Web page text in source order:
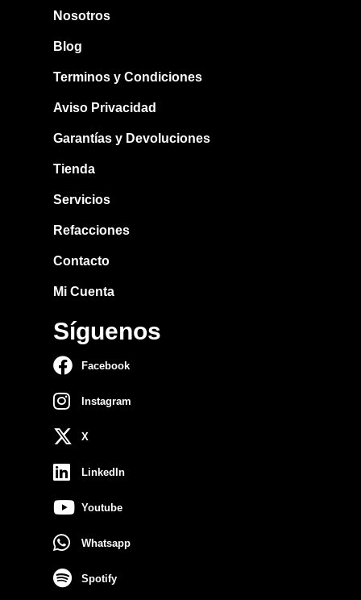
Nosotros
Blog
Terminos y Condiciones
Aviso Privacidad
Garantías y Devoluciones
Tienda
Servicios
Refacciones
Contacto
Mi Cuenta
Síguenos
Facebook
Instagram
X
LinkedIn
Youtube
Whatsapp
Spotify